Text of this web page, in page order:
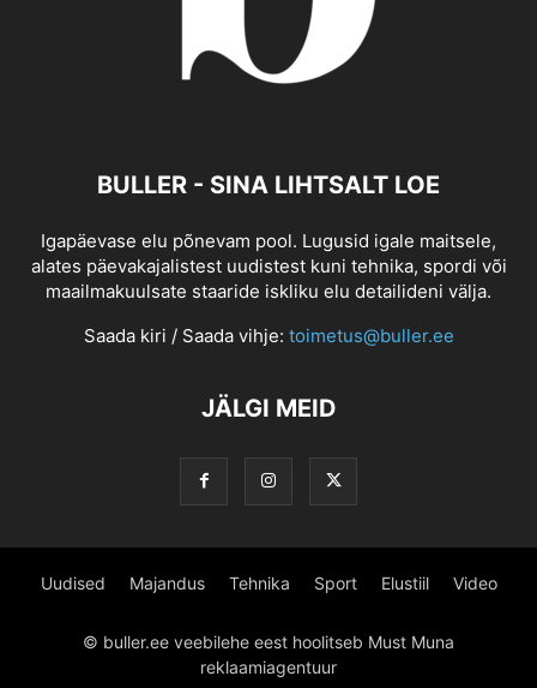
BULLER - SINA LIHTSALT LOE
Igapäevase elu põnevam pool. Lugusid igale maitsele,
alates päevakajalistest uudistest kuni tehnika, spordi või
maailmakuulsate staaride iskliku elu detailideni välja.
Saada kiri / Saada vihje: toimetus@buller.ee
JÄLGI MEID
Uudised Majandus Tehnika Sport Elustiil Video
© buller.ee veebilehe eest hoolitseb Must Muna
reklaamiagentuur